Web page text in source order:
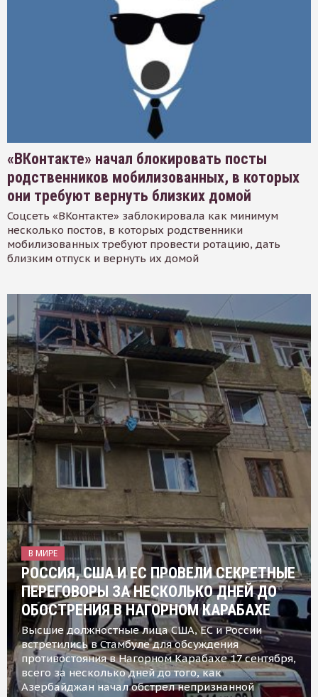
«ВКонтакте» начал блокировать посты
родственников мобилизованных, в которых
они требуют вернуть близких домой
Соцсеть «ВКонтакте» заблокировала как минимум
несколько постов, в которых родственники
мобилизованных требуют провести ротацию, дать
близким отпуск и вернуть их домой
В МИРЕ
РОССИЯ, США И ЕС ПРОВЕЛИ СЕКРЕТНЫЕ
ПЕРЕГОВОРЫ ЗА НЕСКОЛЬКО ДНЕЙ ДО
ОБОСТРЕНИЯ В НАГОРНОМ КАРАБАХЕ
Высшие должностные лица США, ЕС и России
встретились в Стамбуле для обсуждения
противостояния в Нагорном Карабахе 17 сентября,
всего за несколько дней до того, как
Азербайджан начал обстрел непризнанной